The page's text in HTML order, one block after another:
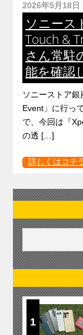
2026年5月18日
ソニース
Touch &
さん常駐
能を確認
ソニーストア
Event」に行っ
で、今回は『
の透 […]
詳しくはコチ
1